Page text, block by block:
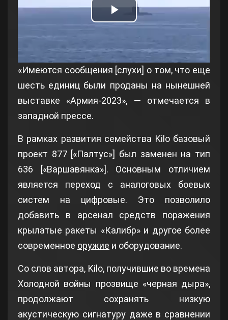
Play
Video
«Имеются сообщения [слухи] о том, что еще
шесть единиц были проданы на нынешней
выставке «Армия-2023», — отмечается в
западной прессе.
В рамках развития семейства Kilo базовый
проект 877 [«Палтус»] был заменен на тип
636 [«Варшавянка»]. Основным отличием
является переход с аналоговых боевых
систем на цифровые. Это позволило
добавить в арсенал средств поражения
крылатые ракеты «Калибр» и другое более
современное оружие и оборудование.
Со слов автора, Kilo, получившие во времена
Холодной войны прозвище «черная дыра»,
продолжают сохранять низкую
акустическую сигнатуру даже в сравнении